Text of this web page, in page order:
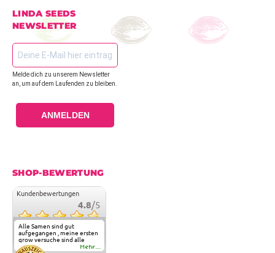
LINDA SEEDS
NEWSLETTER
Melde dich zu unserem Newsletter
an, um auf dem Laufenden zu bleiben.
ANMELDEN
SHOP-BEWERTUNG
Kundenbewertungen
4.8/5
Alle Samen sind gut
aufgegangen , meine ersten
grow versuche sind alle
geglückt. Die Sorten undMehr...